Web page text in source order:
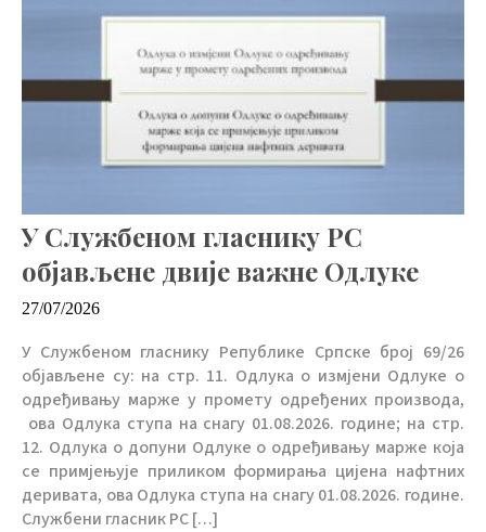
У Службеном гласнику РС
објављене двије важне Одлуке
27/07/2026
У Службеном гласнику Републике Српске број 69/26
објављене су: на стр. 11. Одлука о измјени Одлуке о
одређивању марже у промету одређених производа,
ова Одлука ступа на снагу 01.08.2026. године; на стр.
12. Одлука о допуни Одлуке о одређивању марже која
се примјењује приликом формирања цијена нафтних
деривата, ова Одлука ступа на снагу 01.08.2026. године.
Службени гласник РС […]